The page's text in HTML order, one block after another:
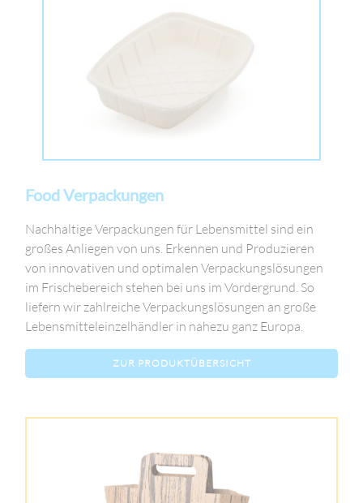
Food Verpackungen
Nachhaltige Verpackungen für Lebensmittel sind ein
großes Anliegen von uns. Erkennen und Produzieren
von innovativen und optimalen Verpackungslösungen
im Frischebereich stehen bei uns im Vordergrund. So
liefern wir zahlreiche Verpackungslösungen an große
Lebensmitteleinzelhändler in nahezu ganz Europa.
ZUR PRODUKTÜBERSICHT